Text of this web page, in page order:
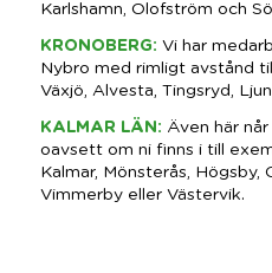
Karlshamn, Olofström och
KRONOBERG: Vi har
Nybro med rimligt avstånd
Växjö, Alvesta, Tingsryd,
KALMAR LÄN: Även här
oavsett om ni finns i till
Kalmar, Mönsterås, Högsby,
Vimmerby eller Västervik.